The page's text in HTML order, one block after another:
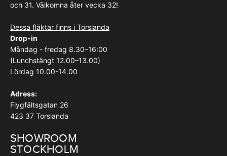
och 31. Välkomna åter vecka 32!
Dessa fläktar finns i Torslanda
Drop-in
Måndag - fredag 8.30–16:00
(Lunchstängt 12.00–13.00)
Lördag 10.00-14.00
Adress:
Flygfältsgatan 26
423 37 Torslanda
SHOWROOM
STOCKHOLM